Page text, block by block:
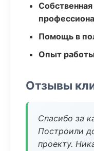
Помощь в
Опыт
Отзывы
Спасибо за
Построили
проекту.